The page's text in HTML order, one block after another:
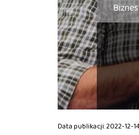
Biznes
Data publikacji: 2022-12-